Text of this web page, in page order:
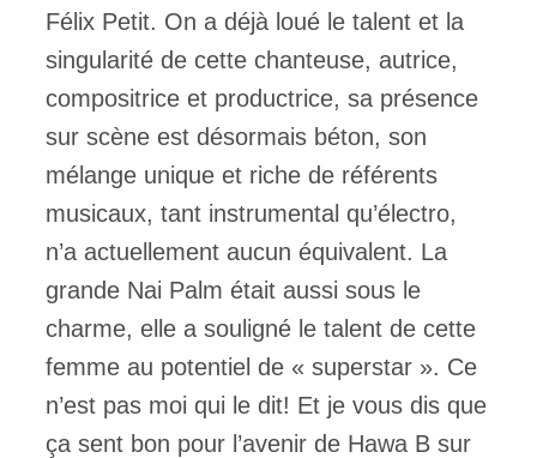
Félix Petit. On a déjà loué le talent et la
singularité de cette chanteuse, autrice,
compositrice et productrice, sa présence
sur scène est désormais béton, son
mélange unique et riche de référents
musicaux, tant instrumental qu’électro,
n’a actuellement aucun équivalent. La
grande Nai Palm était aussi sous le
charme, elle a souligné le talent de cette
femme au potentiel de « superstar ». Ce
n’est pas moi qui le dit! Et je vous dis que
ça sent bon pour l’avenir de Hawa B sur